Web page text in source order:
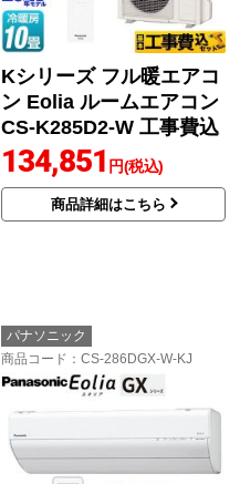
Kシリーズ フル暖エアコ
ン Eolia ルームエアコン
CS-K285D2-W 工事費込
134,851 円(税込)
商品詳細はこちら
パナソニック
商品コード ：CS-286DGX-W-KJ